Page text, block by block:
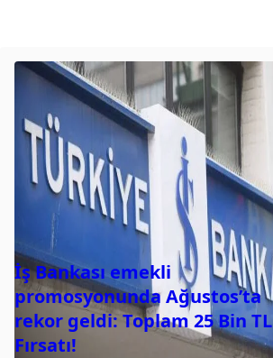
İş Bankası emekli
promosyonunda Ağustos’ta
rekor geldi: Toplam 25 Bin TL
Fırsatı!